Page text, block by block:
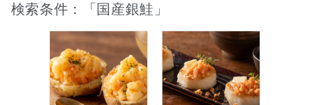
検索条件：「国産銀鮭」